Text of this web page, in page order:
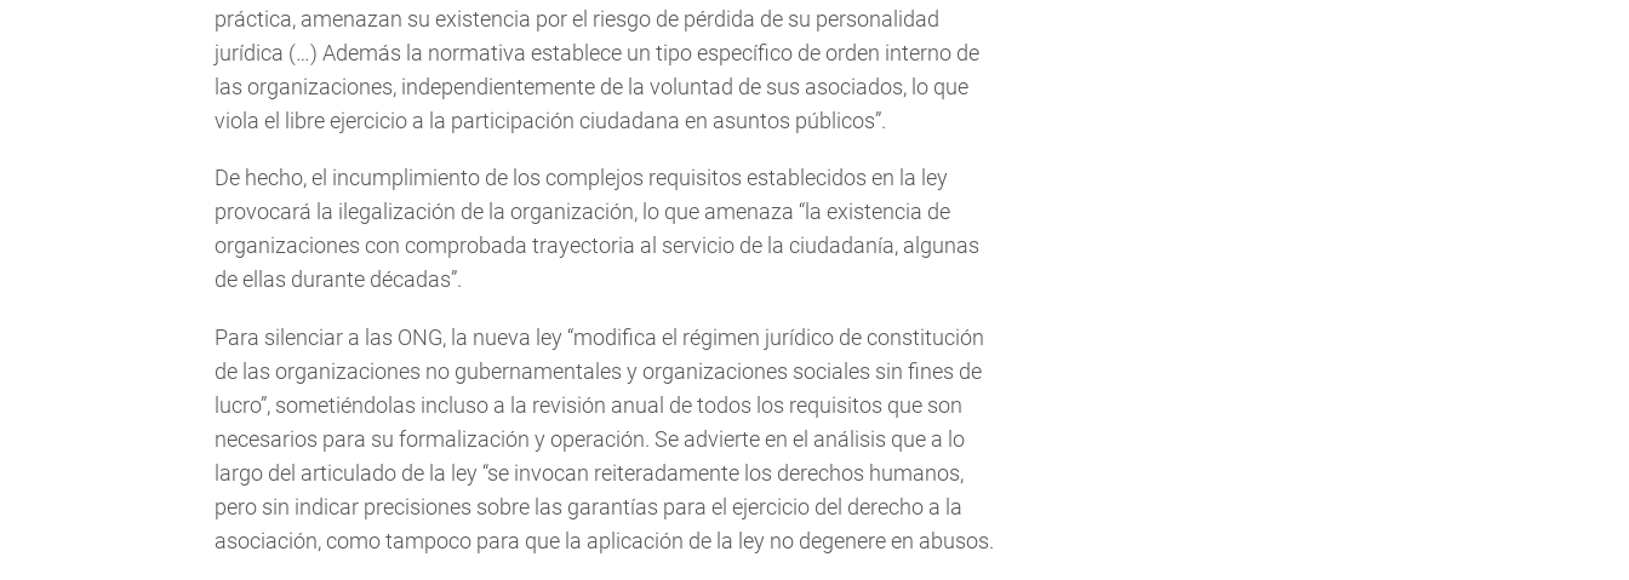
práctica, amenazan su existencia por el riesgo de pérdida de su personalidad
jurídica (…) Además la normativa establece un tipo específico de orden interno de
las organizaciones, independientemente de la voluntad de sus asociados, lo que
viola el libre ejercicio a la participación ciudadana en asuntos públicos”.
De hecho, el incumplimiento de los complejos requisitos establecidos en la ley
provocará la ilegalización de la organización, lo que amenaza “la existencia de
organizaciones con comprobada trayectoria al servicio de la ciudadanía, algunas
de ellas durante décadas”.
Para silenciar a las ONG, la nueva ley “modifica el régimen jurídico de constitución
de las organizaciones no gubernamentales y organizaciones sociales sin fines de
lucro”, sometiéndolas incluso a la revisión anual de todos los requisitos que son
necesarios para su formalización y operación. Se advierte en el análisis que a lo
largo del articulado de la ley “se invocan reiteradamente los derechos humanos,
pero sin indicar precisiones sobre las garantías para el ejercicio del derecho a la
asociación, como tampoco para que la aplicación de la ley no degenere en abusos.